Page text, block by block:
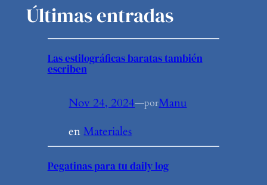
Últimas entradas
Las estilográficas baratas también
escriben
Nov 24, 2024—porManu
enMateriales
Pegatinas para tu daily log